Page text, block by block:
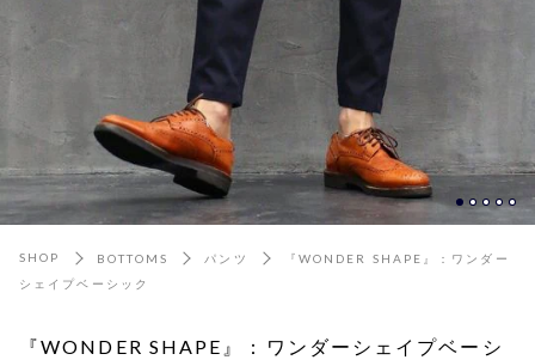
SHOP BOTTOMS パンツ
『WONDER SHAPE』：ワンダー
シェイプベーシック
『WONDER SHAPE』：ワンダーシェイプベーシ